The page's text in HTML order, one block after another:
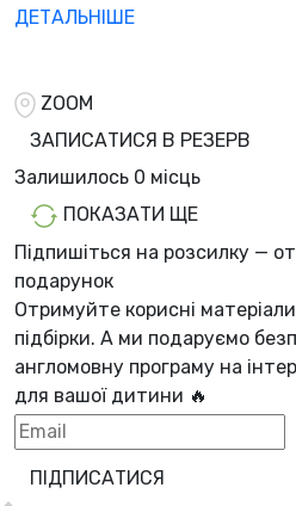
ДЕТАЛЬНІШЕ
ZOOM
ЗАПИСАТИСЯ В РЕЗЕРВ
Залишилось 0 місць
ПОКАЗАТИ ЩЕ
Підпишіться на розсилку —
подарунок
Отримуйте корисні
підбірки. А ми подаруємо
англомовну програму на
для вашої дитини 🔥
ПІДПИСАТИСЯ